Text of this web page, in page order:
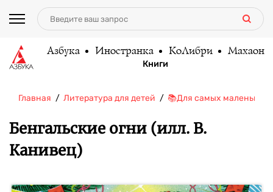
Азбука Иностранка КоЛибри Махаон
Книги
Главная Литература для детей 📚Для самых маленьких
Бенгальские огни (илл. В.
Канивец)